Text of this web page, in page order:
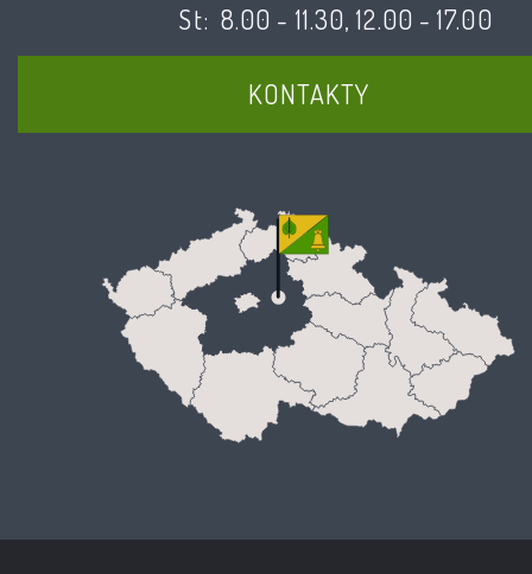
St: 8.00 - 11.30, 12.00 - 17.00
KONTAKTY